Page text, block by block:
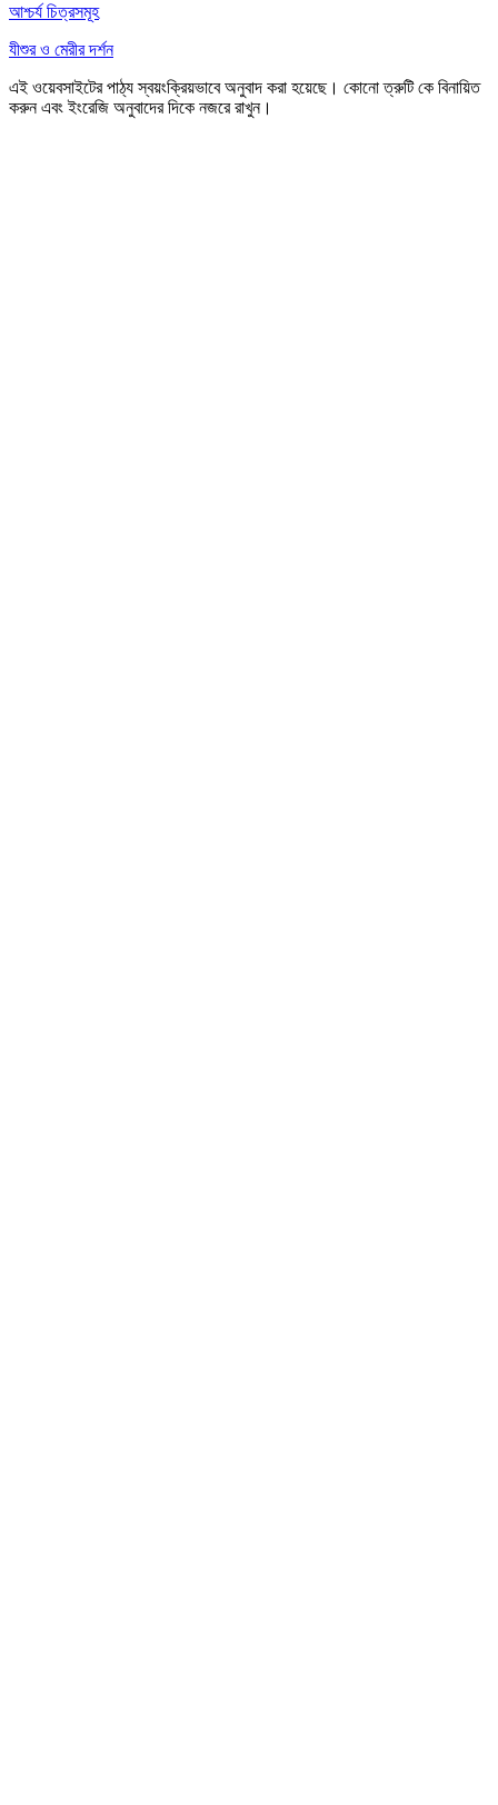
আশ্চর্য চিত্রসমূহ
যীশুর ও মেরীর দর্শন
এই ওয়েবসাইটের পাঠ্য স্বয়ংক্রিয়ভাবে অনুবাদ করা হয়েছে। কোনো ত্রুটি কে বিনায়িত
করুন এবং ইংরেজি অনুবাদের দিকে নজরে রাখুন।